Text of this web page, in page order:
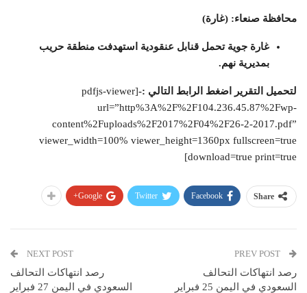
محافظة صنعاء: (غارة)
غارة جوية تحمل قنابل عنقودية استهدفت منطقة حريب
بمديرية نهم.
لتحميل التقرير اضغط الرابط التالي :- [pdfjs-viewer
url=”http%3A%2F%2F104.236.45.87%2Fwp-
content%2Fuploads%2F2017%2F04%2F26-2-2017.pdf”
viewer_width=100% viewer_height=1360px fullscreen=true
download=true print=true]
Share
Facebook
Twitter
Google+
رصد انتهاكات التحالف
السعودي في اليمن 25 فبراير
NEXT POST
رصد انتهاكات التحالف
السعودي في اليمن 27 فبراير